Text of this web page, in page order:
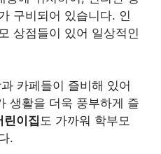
구비되어 있습니다. 인
상점들이 있어 일상적인
카페들이 즐비해 있어
생활을 더욱 풍부하게 즐
린이집도 가까워 학부모
.